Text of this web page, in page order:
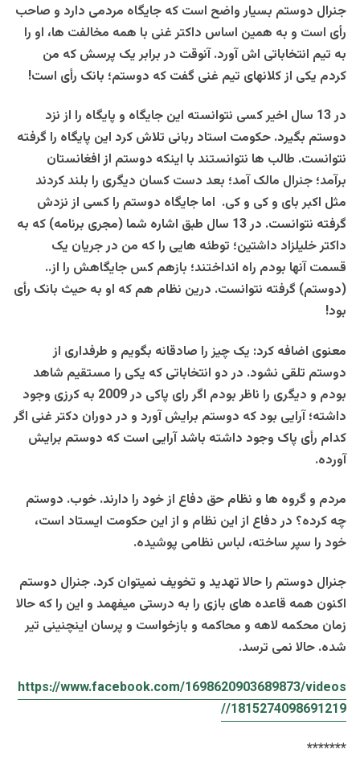
جنرال دوستم بسیار واضح است که جایگاه مردمی دارد و صاحب
رأی است و به همین اساس داکتر غنی با همه مخالفت ها، او را
به تیم انتخاباتی اش آورد. آنوقت در برابر یک پرسش که من
کردم یکی از کلانهای تیم غنی گفت که دوستم؛ بانک رأی است!
در 13 سال اخیر کسی نتوانسته این جایگاه و پایگاه را از نزد
دوستم بگیرد. حکومت استاد ربانی تلاش کرد این پایگاه را گرفته
نتوانست. طالب ها نتوانستند با اینکه دوستم از افغانستان
برآمد؛ جنرال مالک آمد؛ بعد دست کسان دیگری را بلند کردند
مثل اکبر بای و کی و کی. اما جایگاه دوستم را کسی از نزدش
گرفته نتوانست. در 13 سال طبق اشاره شما (مجری برنامه) که به
داکتر خلیلزاد داشتین؛ توطئه هایی را که من در جریان یک
قسمت آنها بودم راه انداختند؛ بازهم کس جایگاهش را از..
(دوستم) گرفته نتوانست. درین نظام هم که او به حیث بانک رأی
بود!
معنوی اضافه کرد: یک چیز را صادقانه بگویم و طرفداری از
دوستم تلقی نشود. در دو انتخاباتی که یکی را مستقیم شاهد
بودم و دیگری را ناظر بودم اگر رای پاکی در 2009 به کرزی وجود
داشته؛ آرایی بود که دوستم برایش آورد و در دوران دکتر غنی اگر
کدام رأی پاک وجود داشته باشد آرایی است که دوستم برایش
آورده.
مردم و گروه ها و نظام حق دفاع از خود را دارند. خوب. دوستم
چه کرده؟ در دفاع از این نظام و از این حکومت ایستاد است،
خود را سپر ساخته، لباس نظامی پوشیده.
جنرال دوستم را حالا تهدید و تخویف نمیتوان کرد. جنرال دوستم
اکنون همه قاعده های بازی را به درستی میفهمد و این را که حالا
زمان محکمه لاهه و محاکمه و بازخواست و پرسان اینچنینی تیر
شده. حالا نمی ترسد.
https://www.facebook.com/1698620903689873/videos
/1815274098691219/
*******